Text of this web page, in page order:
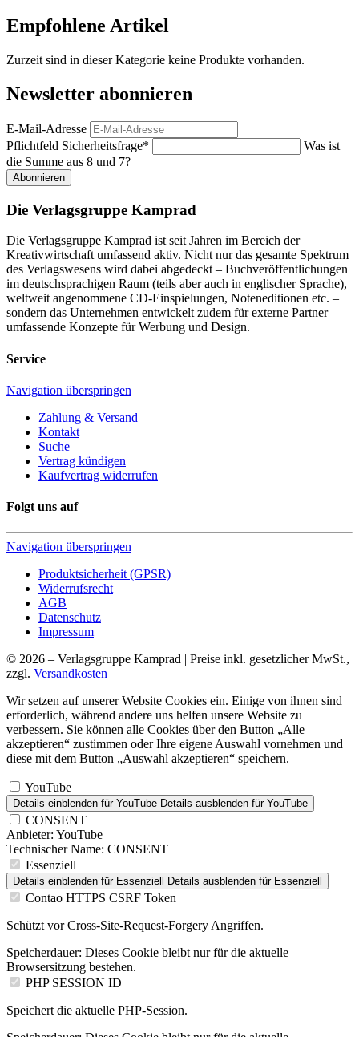
Empfohlene Artikel
Zurzeit sind in dieser Kategorie keine Produkte vorhanden.
Newsletter abonnieren
E-Mail-Adresse
Pflichtfeld Sicherheitsfrage*
Was ist
die Summe aus 8 und 7?
Abonnieren
Die Verlagsgruppe Kamprad
Die Verlagsgruppe Kamprad ist seit Jahren im Bereich der
Kreativwirtschaft umfassend aktiv. Nicht nur das gesamte Spektrum
des Verlagswesens wird dabei abgedeckt – Buchveröffentlichungen
im deutschsprachigen Raum (teils aber auch in englischer Sprache),
weltweit angenommene CD-Einspielungen, Noteneditionen etc. –
sondern das Unternehmen entwickelt zudem für externe Partner
umfassende Konzepte für Werbung und Design.
Service
Navigation überspringen
Zahlung & Versand
Kontakt
Suche
Vertrag kündigen
Kaufvertrag widerrufen
Folgt uns auf
Navigation überspringen
Produktsicherheit (GPSR)
Widerrufsrecht
AGB
Datenschutz
Impressum
© 2026 – Verlagsgruppe Kamprad | Preise inkl. gesetzlicher MwSt.,
zzgl. Versandkosten
Wir setzen auf unserer Website Cookies ein. Einige von ihnen sind
erforderlich, während andere uns helfen unsere Website zu
verbessern. Sie können alle Cookies über den Button „Alle
akzeptieren“ zustimmen oder Ihre eigene Auswahl vornehmen und
diese mit dem Button „Auswahl akzeptieren“ speichern.
YouTube
Details einblenden für YouTube Details ausblenden für YouTube
CONSENT
Anbieter: YouTube
Technischer Name: CONSENT
Essenziell
Details einblenden für Essenziell Details ausblenden für Essenziell
Contao HTTPS CSRF Token
Schützt vor Cross-Site-Request-Forgery Angriffen.
Speicherdauer: Dieses Cookie bleibt nur für die aktuelle
Browsersitzung bestehen.
PHP SESSION ID
Speichert die aktuelle PHP-Session.